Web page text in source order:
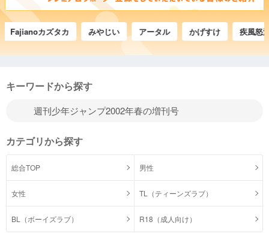
カズタカ みやじい アータル かげすけ 疾風怒濤（
キーワードから探す
カテゴリから探す
総合TOP 男性
女性 TL（ティーンズラブ）
BL（ボーイズラブ） R18（成人向け）